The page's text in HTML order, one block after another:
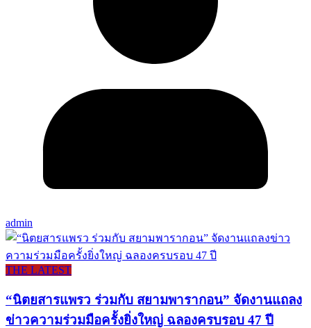
admin
THE LATEST
“นิตยสารแพรว ร่วมกับ สยามพารากอน” จัดงานแถลง
ข่าวความร่วมมือครั้งยิ่งใหญ่ ฉลองครบรอบ 47 ปี